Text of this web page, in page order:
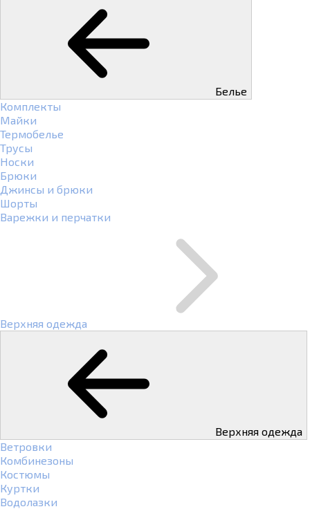
Белье
Комплекты
Майки
Термобелье
Трусы
Носки
Брюки
Джинсы и брюки
Шорты
Варежки и перчатки
Верхняя одежда
Верхняя одежда
Ветровки
Комбинезоны
Костюмы
Куртки
Водолазки